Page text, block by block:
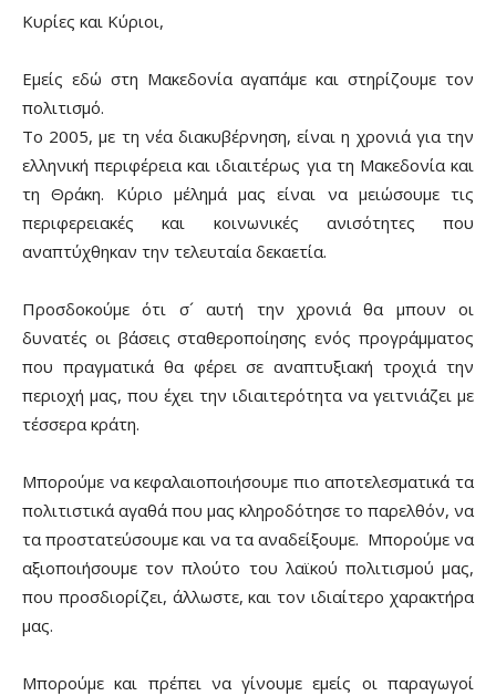
Κυρίες και Κύριοι,
Εμείς εδώ στη Μακεδονία αγαπάμε και στηρίζουμε τον
πολιτισμό.
Το 2005, με τη νέα διακυβέρνηση, είναι η χρονιά για την
ελληνική περιφέρεια και ιδιαιτέρως για τη Μακεδονία και
τη Θράκη. Κύριο μέλημά μας είναι να μειώσουμε τις
περιφερειακές και κοινωνικές ανισότητες που
αναπτύχθηκαν την τελευταία δεκαετία.
Προσδοκούμε ότι σ´ αυτή την χρονιά θα μπουν οι
δυνατές οι βάσεις σταθεροποίησης ενός προγράμματος
που πραγματικά θα φέρει σε αναπτυξιακή τροχιά την
περιοχή μας, που έχει την ιδιαιτερότητα να γειτνιάζει με
τέσσερα κράτη.
Μπορούμε να κεφαλαιοποιήσουμε πιο αποτελεσματικά τα
πολιτιστικά αγαθά που μας κληροδότησε το παρελθόν, να
τα προστατεύσουμε και να τα αναδείξουμε. Μπορούμε να
αξιοποιήσουμε τον πλούτο του λαϊκού πολιτισμού μας,
που προσδιορίζει, άλλωστε, και τον ιδιαίτερο χαρακτήρα
μας.
Μπορούμε και πρέπει να γίνουμε εμείς οι παραγωγοί